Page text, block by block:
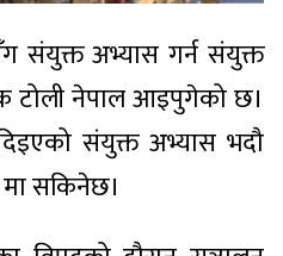
संयुक्त अभ्यास गर्न संयुक्त
टोली नेपाल आइपुगेको छ।
संयुक्त अभ्यास भदौ
सकिनेछ।